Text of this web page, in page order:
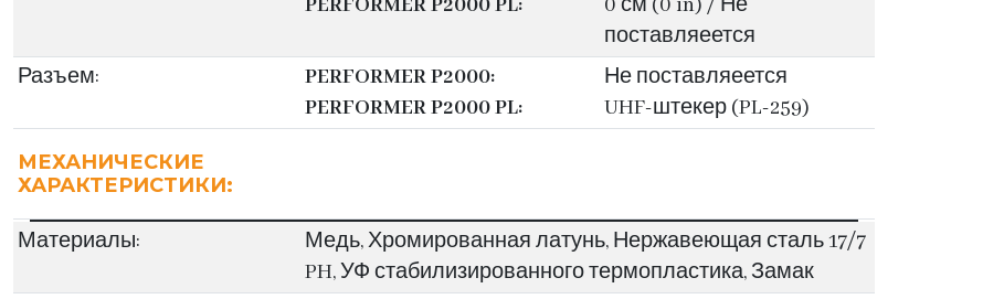
PERFORMER P2000 PL:
0 см (0 in) / Не
поставляеется
Разъем:
PERFORMER P2000:
Не поставляеется
PERFORMER P2000 PL:
UHF-штекер (PL-259)
МЕХАНИЧЕСКИЕ
ХАРАКТЕРИСТИКИ:
Материалы:
Медь, Хромированная латунь, Нержавеющая сталь 17/7
PH, УФ стабилизированного термопластика, Замак